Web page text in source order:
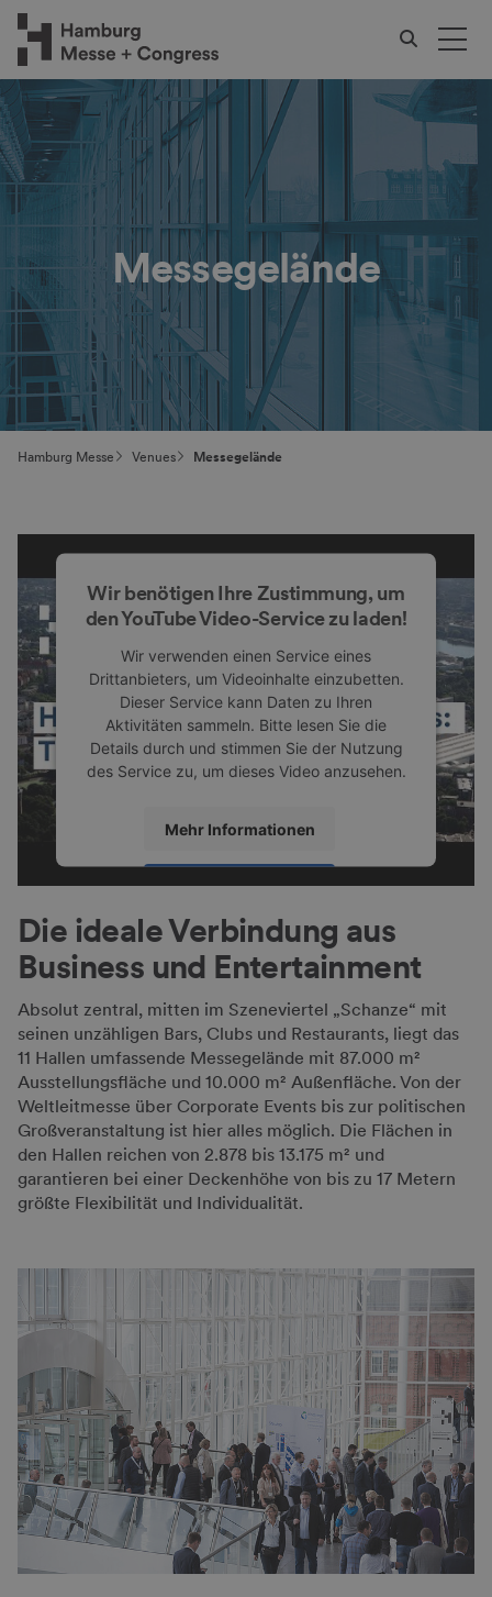
Messegelände
Hamburg Messe Venues Messegelände
Wir benötigen Ihre Zustimmung, um
den YouTube Video-Service zu laden!
Wir verwenden einen Service eines
Drittanbieters, um Videoinhalte einzubetten.
Dieser Service kann Daten zu Ihren
Aktivitäten sammeln. Bitte lesen Sie die
Details durch und stimmen Sie der Nutzung
des Service zu, um dieses Video anzusehen.
Mehr Informationen
Akzeptieren
powered byUsercentrics Consent
Management Platform
Die ideale Verbindung aus
Business und Entertainment
Absolut zentral, mitten im Szeneviertel „Schanze“ mit
seinen unzähligen Bars, Clubs und Restaurants, liegt das
11 Hallen umfassende Messegelände mit 87.000 m²
Ausstellungsfläche und 10.000 m² Außenfläche. Von der
Weltleitmesse über Corporate Events bis zur politischen
Großveranstaltung ist hier alles möglich. Die Flächen in
den Hallen reichen von 2.878 bis 13.175 m² und
garantieren bei einer Deckenhöhe von bis zu 17 Metern
größte Flexibilität und Individualität.